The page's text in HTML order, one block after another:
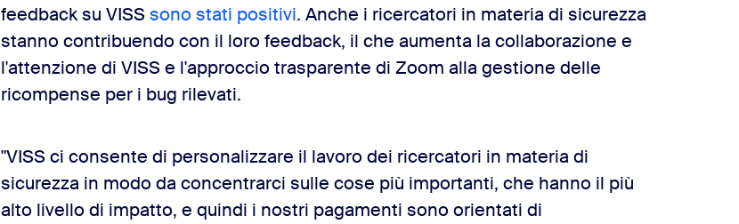
feedback su VISS sono stati positivi. Anche i ricercatori in materia di sicurezza
stanno contribuendo con il loro feedback, il che aumenta la collaborazione e
l'attenzione di VISS e l'approccio trasparente di Zoom alla gestione delle
ricompense per i bug rilevati.
"VISS ci consente di personalizzare il lavoro dei ricercatori in materia di
sicurezza in modo da concentrarci sulle cose più importanti, che hanno il più
alto livello di impatto, e quindi i nostri pagamenti sono orientati di